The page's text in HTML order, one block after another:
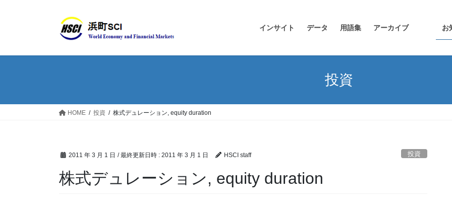
インサイト データ 用語集 アーカイブ お
投資
HOME 投資 株式デュレーション, equity duration
2011 年 3 月 1 日 / 最終更新日時 : 2011 年 3 月 1 日 HSCI staff 投資
株式デュレーション, equity duration